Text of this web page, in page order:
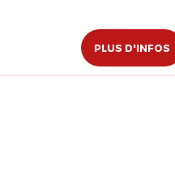
PLUS D'INFOS